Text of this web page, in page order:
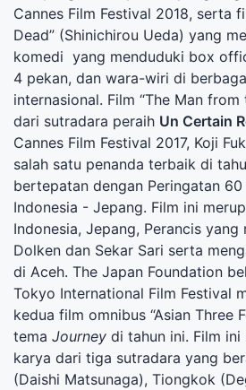
Cannes Film Festival 2018, serta
Dead” (Shinichirou Ueda) yang
komedi yang menduduki box
4 pekan, dan wara-wiri di
internasional. Film “The Man from
dari sutradara peraih Un Certain
Cannes Film Festival 2017, Koji
salah satu penanda terbaik di
bertepatan dengan Peringatan 60
Indonesia - Jepang. Film ini
Indonesia, Jepang, Perancis
Dolken dan Sekar Sari serta
di Aceh. The Japan Foundation
Tokyo International Film Festival
kedua film omnibus “Asian Three
tema Journey di tahun ini. Film
karya dari tiga sutradara yang
(Daishi Matsunaga), Tiongkok